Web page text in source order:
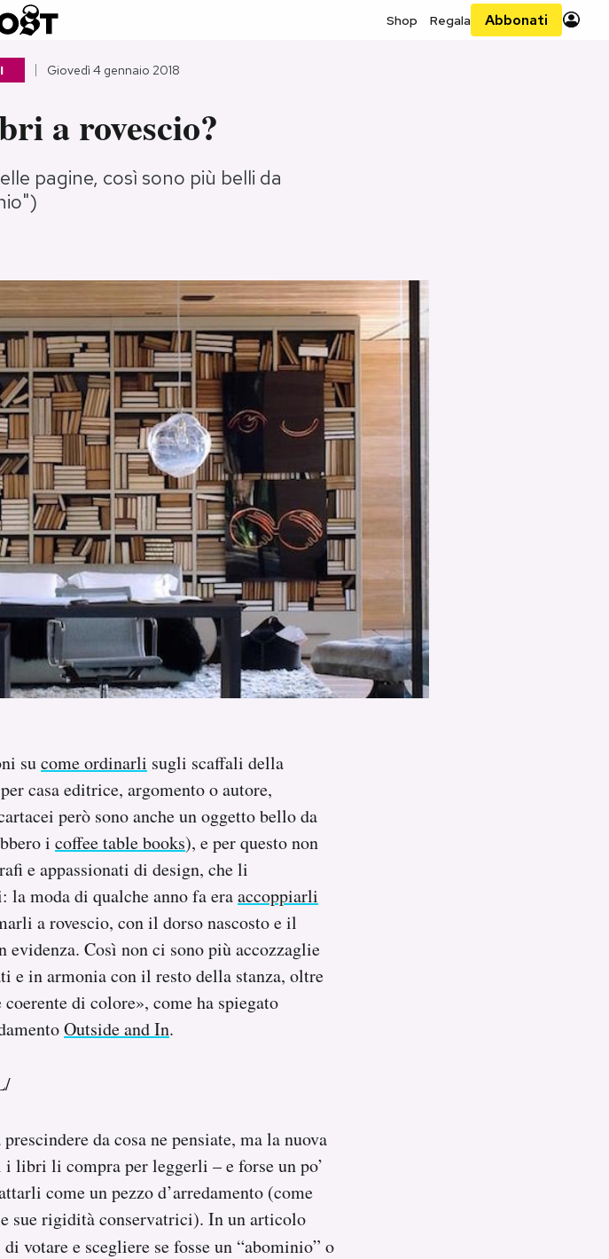
Shop Regala Abbonati
Giovedì 4 gennaio 2018
a rovescio?
pagine, così sono più belli da
sucome ordinarli sugli scaffali della
casa editrice, argomento o autore,
però sono anche un oggetto bello da
i coffee table books), e per questo non
e appassionati di design, che li
moda di qualche anno fa eraaccoppiarli
a rovescio, con il dorso nascosto e il
Così non ci sono più accozzaglie
e in armonia con il resto della stanza, oltre
di colore», come ha spiegato
Outside and In.
da cosa ne pensiate, ma la nuova
libri li compra per leggerli – e forse un po’
come un pezzo d’arredamento (come
sue rigidità conservatrici). In un articolo
votare e scegliere se fosse un “abominio” o